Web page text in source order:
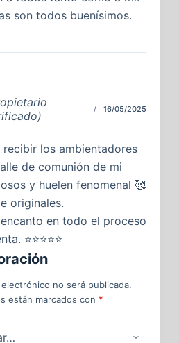
son todos buenísimos.
16/05/2025
recibir los ambientadores
de comunión de mi
y huelen fenomenal 🥰
originales.
en todo el proceso
⭐⭐⭐⭐⭐
no será publicada.
están marcados con *